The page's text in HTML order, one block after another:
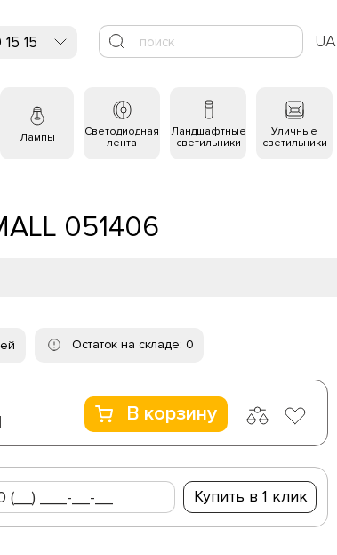
15 UA
Лампы
Светодиодная
лента
Ландшафтные
светильники
Уличные
светильники
051406
Остаток на складе: 0
В корзину
Купить в 1 клик